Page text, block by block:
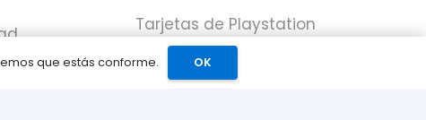
Tarjetas de Playstation
Network
que estás conforme. OK